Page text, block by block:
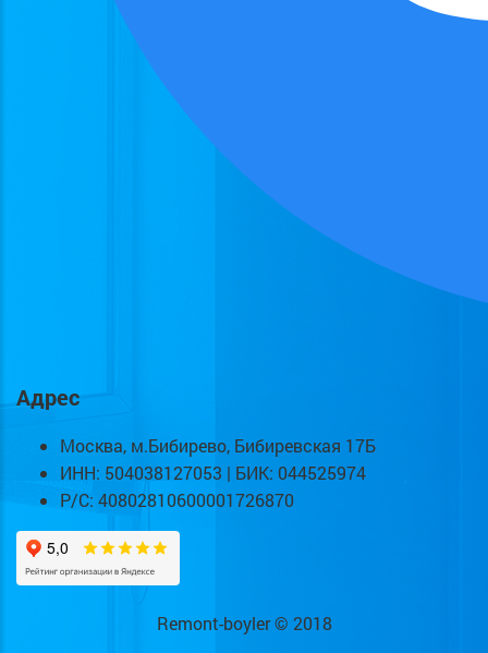
Адрес
Москва, м.Бибирево, Бибиревская 17Б
ИНН: 504038127053 | БИК: 044525974
Р/С: 40802810600001726870
Remont-boyler © 2018